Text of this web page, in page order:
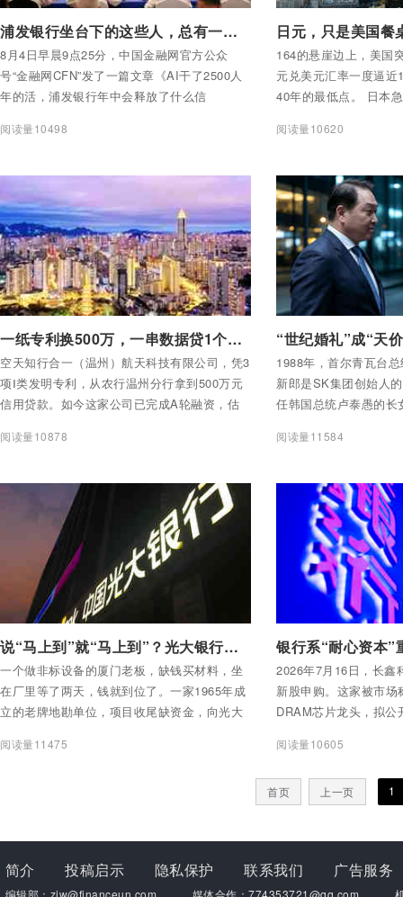
浦发银行坐台下的这些人，总有一天被AI取代？
8月4日早晨9点25分，中国金融网官方公众
号“金融网CFN”发了一篇文章《AI干了2500人
年的活，浦发银行年中会释放了什么信
言： “恭喜坐台下的这些人，总有一天被AI取
人员对AI的集体焦虑。
阅读量10498
日元，只是美国餐
164的悬崖边上，美国
元兑美元汇率一度逼
40年的最低点。 日本
入日元干预，但该措
日元（约732亿美元）
干预提振效果短暂，日
阅读量10620
一纸专利换500万，一串数据贷1个亿——温州怎么把“看不见的”变成钱？
空天知行合一（温州）航天科技有限公司，凭3
项Ⅰ类发明专利，从农行温州分行拿到500万元
信用贷款。如今这家公司已完成A轮融资，估
州数商协会授予5亿元专项授信。靠的是“数据
当“房本”用了。 一纸专利换500万，一串数据贷
阅读量10878
1988年，首尔青瓦台
新郎是SK集团创始人
任韩国总统卢泰愚的
2026年7月24日，首尔
9440亿韩元（约合
阅读量11584
说“马上到”就“马上到”？光大银行这是几个意思？
一个做非标设备的厦门老板，缺钱买材料，坐
在厂里等了两天，钱就到位了。一家1965年成
立的老牌地勘单位，项目收尾缺资金，向光大
提“汇报一下”“研究研究”这类打官腔的常见说
是几个意思？
阅读量11475
银行系“耐心资本”
2026年7月16日，长鑫
新股申购。这家被市场
DRAM芯片龙头，拟
最大的IPO项目。
阅读量10605
首页 上一页 1
简介 投稿启示 隐私保护 联系我们 广告服务
编辑部：zjw@financeun.com 媒体合作：774353721@qq.com